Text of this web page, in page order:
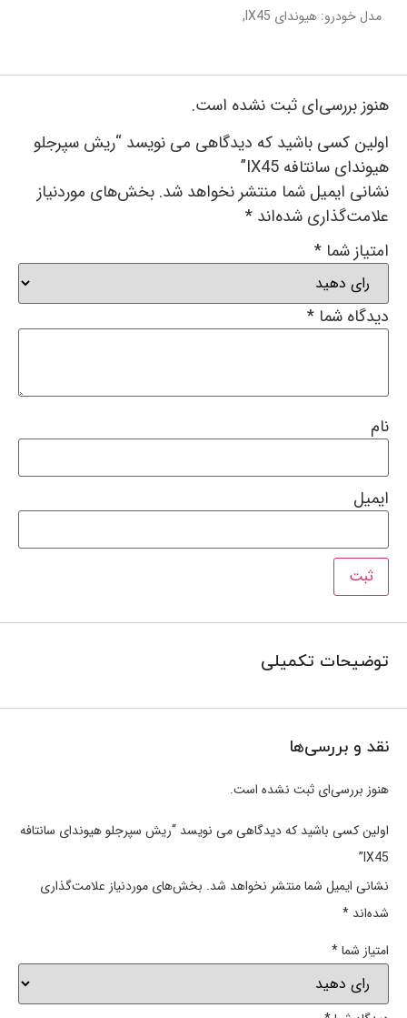
مدل خودرو: هیوندای IX45,
هنوز بررسی‌ای ثبت نشده است.
اولین کسی باشید که دیدگاهی می نویسد “ریش سپرجلو
هیوندای سانتافه IX45”
نشانی ایمیل شما منتشر نخواهد شد. بخش‌های موردنیاز
علامت‌گذاری شده‌اند *
امتیاز شما *
دیدگاه شما *
نام
ایمیل
توضیحات تکمیلی
نقد و بررسی‌ها
هنوز بررسی‌ای ثبت نشده است.
اولین کسی باشید که دیدگاهی می نویسد “ریش سپرجلو هیوندای سانتافه
IX45”
نشانی ایمیل شما منتشر نخواهد شد. بخش‌های موردنیاز علامت‌گذاری
شده‌اند *
امتیاز شما*